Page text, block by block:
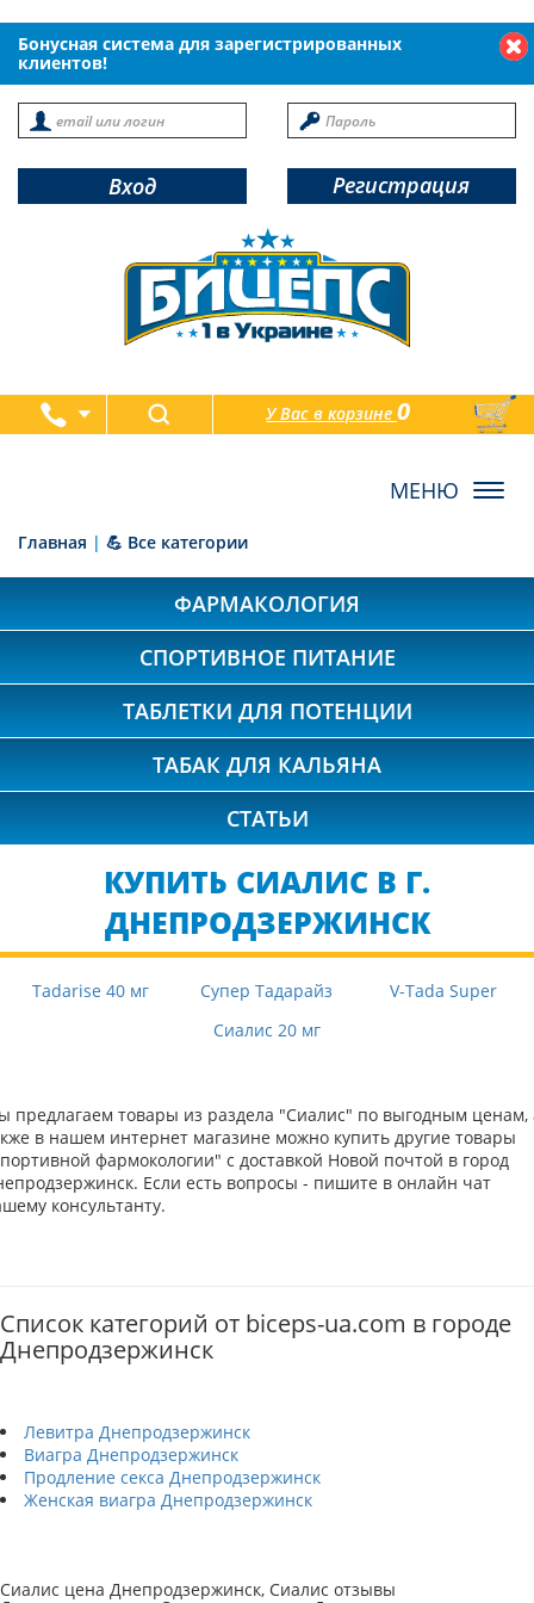
Бонусная система для зарегистрированных
клиентов!
Вход Регистрация
У Вас в корзине0
товаров
Главная | 💪 Все категории
ФАРМАКОЛОГИЯ
СПОРТИВНОЕ ПИТАНИЕ
ТАБЛЕТКИ ДЛЯ ПОТЕНЦИИ
ТАБАК ДЛЯ КАЛЬЯНА
СТАТЬИ
КУПИТЬ СИАЛИС В Г.
ДНЕПРОДЗЕРЖИНСК
Tadarise 40 мг Супер Тадарайз
V-Tada Super
Сиалис 20 мг
предлагаем товары из раздела "Сиалис" по выгодным ценам,
в нашем интернет магазине можно купить другие товары
фармокологии" с доставкой Новой почтой в город
Если есть вопросы - пишите в онлайн чат
консультанту.
Список категорий от biceps-ua.com в городе
Днепродзержинск
Левитра Днепродзержинск
Виагра Днепродзержинск
Продление секса Днепродзержинск
Женская виагра Днепродзержинск
Сиалис цена Днепродзержинск, Сиалис отзывы